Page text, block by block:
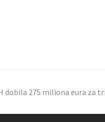
dobila 275 miliona eura za